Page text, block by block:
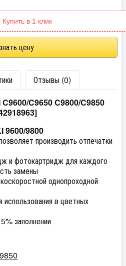
Купить в 1 клик
цену
Отзывы (0)
C9600/C9650 C9800/C9850
9600/9800
производить отпечатки
и фотокартридж для каждого
замены
однопроходной
использования в цветных
заполнении